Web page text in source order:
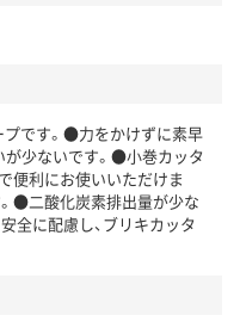
です。●力をかけずに素早
が少ないです。●小巻カッタ
便利にお使いいただけま
●二酸化炭素排出量が少な
全に配慮し、ブリキカッタ